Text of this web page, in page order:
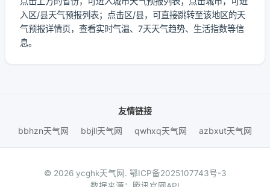
入区/县天气预报列表；点击区/县，可直接跳转至该地区的天
气预报详情页，查看实时气温、7天天气趋势、生活指数等信
息。
友情链接
bbhzn天气网
bbjll天气网 qwhxq天气网 azbxut天气网
© 2026 ycghk天气网. 鄂ICP备2025107743号-3